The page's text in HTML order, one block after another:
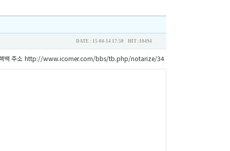
DATE : 15-04-14 17:50 HIT :10494
백 주소 http://www.icomer.com/bbs/tb.php/notarize/34